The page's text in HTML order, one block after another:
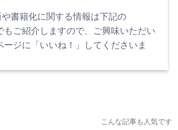
書籍化に関する情報は下記の
もご紹介しますので、ご興味いただい
ージに「いいね！」してくださいま
こんな記事も人気です